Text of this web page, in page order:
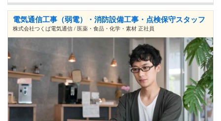
電気通信工事（弱電）・消防設備工事・点検保守スタッフ
株式会社つくば電気通信 / 医薬・食品・化学・素材 正社員